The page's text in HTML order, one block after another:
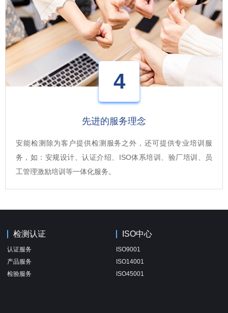
4
先进的服务理念
安能检测除为客户提供检测服务之外，还可提供专业培训服
务，如：安规设计、认证介绍、ISO体系培训、验厂培训、员
工管理激励培训等一体化服务。
检测认证
认证服务
产品服务
检验服务
ISO中心
ISO9001
ISO14001
ISO45001